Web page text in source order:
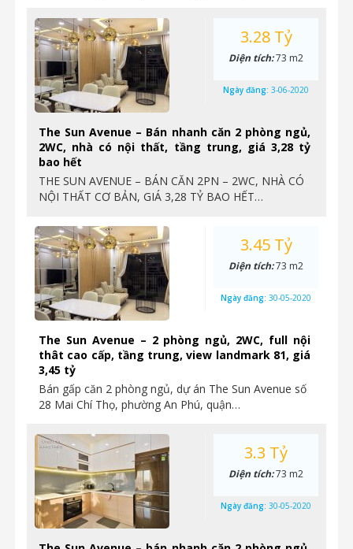
The Sun Avenue – Bán nhanh căn 2 phòng ngủ,
2WC, nhà có nội thất, tầng trung, giá 3,28 tỷ
bao hết
THE SUN AVENUE – BÁN CĂN 2PN – 2WC, NHÀ CÓ
NỘI THẤT CƠ BẢN, GIÁ 3,28 TỶ BAO HẾT…
3.28 Tỷ
Diện tích:73 m2
Ngày đăng: 3-06-2020
The Sun Avenue – 2 phòng ngủ, 2WC, full nội
thât cao cấp, tầng trung, view landmark 81, giá
3,45 tỷ
Bán gấp căn 2 phòng ngủ, dự án The Sun Avenue số
28 Mai Chí Thọ, phường An Phú, quận…
3.45 Tỷ
Diện tích:73 m2
Ngày đăng: 30-05-2020
3.3 Tỷ
Diện tích:73 m2
Ngày đăng: 30-05-2020